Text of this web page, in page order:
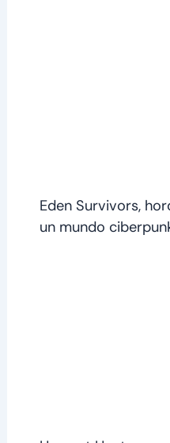
Eden Survivors,
un mundo